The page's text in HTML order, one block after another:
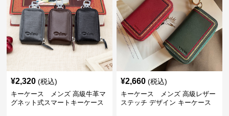
¥2,320 (税込)
キーケース メンズ 高級牛革マ
グネット式スマートキーケース
¥2,660 (税込)
キーケース メンズ 高級レザー
ステッチ デザイン キーケース